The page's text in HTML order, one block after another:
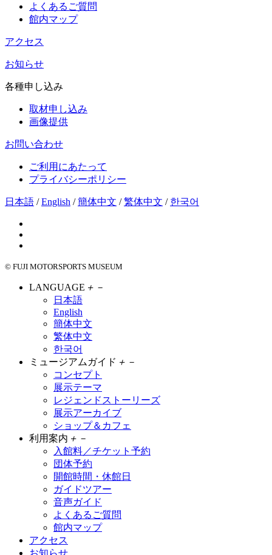
よくあるご質問
館内マップ
アクセス
お知らせ
各種申し込み
取材申し込み
画像提供
お問い合わせ
ご利用にあたって
プライバシーポリシー
日本語 /English /簡体中文 /繁体中文 / 한국어
© FUJI MOTORSPORTS MUSEUM
LANGUAGE ＋ －
日本語
English
簡体中文
繁体中文
한국어
ミュージアムガイド ＋ －
コンセプト
展示テーマ
レジェンドストーリーズ
展示アーカイブ
ショップ＆カフェ
利用案内 ＋ －
入館料／チケット予約
団体予約
開館時間・休館日
ガイドツアー
音声ガイド
よくあるご質問
館内マップ
アクセス